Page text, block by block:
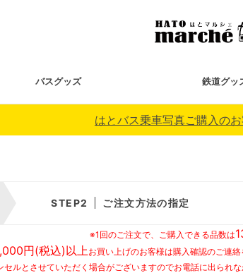
バスグッズ 鉄道グッ
はとバス乗車写真ご購入の
ご注文方法の指定
※1回のご注文で、ご購入できる品数は
円(税込)以上お買い上げのお客様は購入確認のご連
ルとさせていただく場合がございますのでお電話に出られ